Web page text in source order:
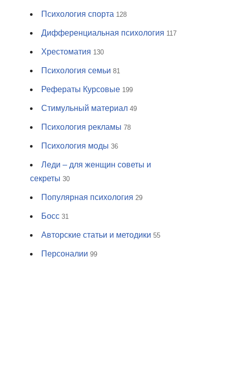
Психология спорта 128
Дифференциальная психология 117
Хрестоматия 130
Психология семьи 81
Рефераты Курсовые 199
Стимульный материал 49
Психология рекламы 78
Психология моды 36
Леди – для женщин советы и
секреты 30
Популярная психология 29
Босс 31
Авторские статьи и методики 55
Персоналии 99